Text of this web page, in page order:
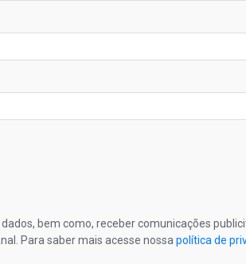
bem como, receber comunicações
Para saber mais acesse nossa política de